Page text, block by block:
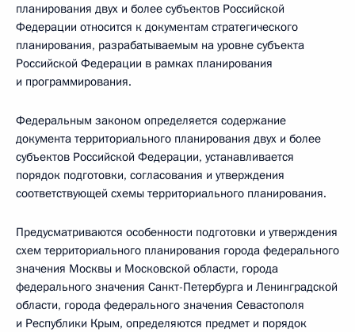
планирования двух и более субъектов Российской
Федерации относится к документам стратегического
планирования, разрабатываемым на уровне субъекта
Российской Федерации в рамках планирования
и программирования.
Федеральным законом определяется содержание
документа территориального планирования двух и более
субъектов Российской Федерации, устанавливается
порядок подготовки, согласования и утверждения
соответствующей схемы территориального планирования.
Предусматриваются особенности подготовки и утверждения
схем территориального планирования города федерального
значения Москвы и Московской области, города
федерального значения Санкт-Петербурга и Ленинградской
области, города федерального значения Севастополя
и Республики Крым, определяются предмет и порядок